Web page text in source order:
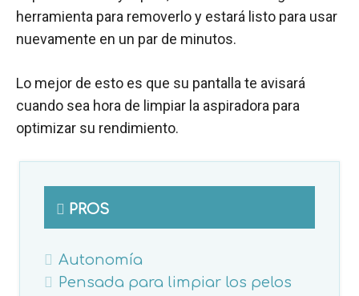
herramienta para removerlo y estará listo para usar
nuevamente en un par de minutos.
Lo mejor de esto es que su pantalla te avisará
cuando sea hora de limpiar la aspiradora para
optimizar su rendimiento.
PROS
Autonomía
Pensada para limpiar los pelos